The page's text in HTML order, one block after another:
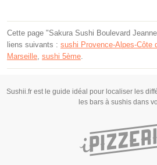
Cette page "Sakura Sushi Boulevard
liens suivants : sushi Provence-Alpes-Côte
Marseille, sushi 5ème.
Sushii.fr est le guide idéal pour localiser les
les bars à sushis dans